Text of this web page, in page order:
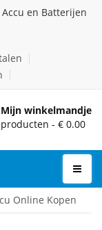
en Batterijen
Mijn winkelmandje
producten - € 0.00
Online Kopen